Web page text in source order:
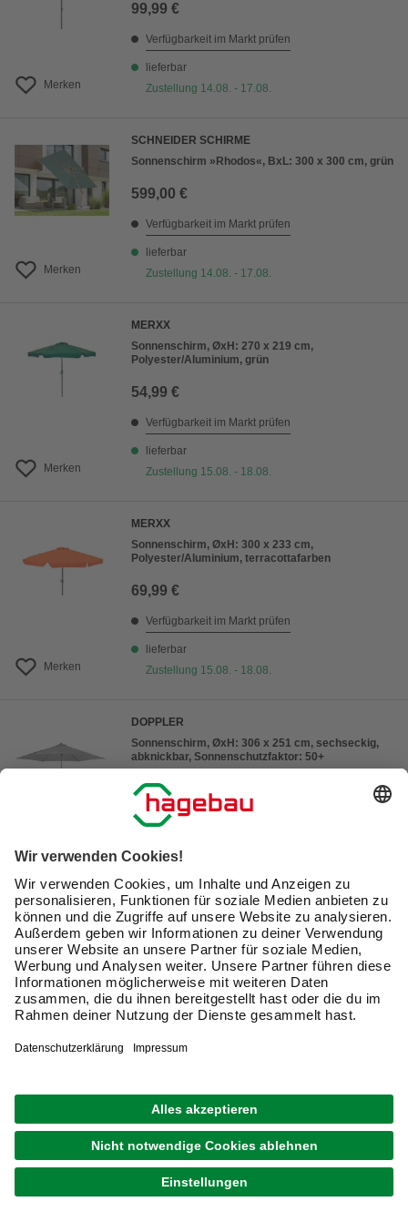
Merken
99,99 €
Verfügbarkeit im Markt prüfen
lieferbar
Zustellung 14.08. - 17.08.
Merken
SCHNEIDER SCHIRME
Sonnenschirm »Rhodos«, BxL: 300 x 300 cm, grün
599,00 €
Verfügbarkeit im Markt prüfen
lieferbar
Zustellung 14.08. - 17.08.
Merken
MERXX
Sonnenschirm, ØxH: 270 x 219 cm,
Polyester/Aluminium, grün
54,99 €
Verfügbarkeit im Markt prüfen
lieferbar
Zustellung 15.08. - 18.08.
Merken
MERXX
Sonnenschirm, ØxH: 300 x 233 cm,
Polyester/Aluminium, terracottafarben
69,99 €
Verfügbarkeit im Markt prüfen
lieferbar
Zustellung 15.08. - 18.08.
Merken
DOPPLER
Sonnenschirm, ØxH: 306 x 251 cm, sechseckig,
abknickbar, Sonnenschutzfaktor: 50+
199,00 €
Verfügbarkeit im Markt prüfen
lieferbar
1 von7
Marktschirme kaufen: das gibt es zu
beachten
im Sinn: Unter den Schirmen gehören Marktschirme zu
den größeren. Für manchen beginnen sie zwar schon bei
Durchmessern oder Seitenlängen ab 160 cm. Aber so ein
ausgewachsener Marktschirm kann auch 3m, 4m oder 5m
groß sein. Du kannst solche Schirme selbstverständlich